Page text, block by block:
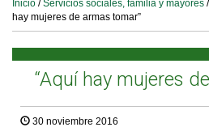
Inicio /Servicios sociales, familia y mayores /
hay mujeres de armas tomar”
“Aquí hay mujeres
30 noviembre 2016